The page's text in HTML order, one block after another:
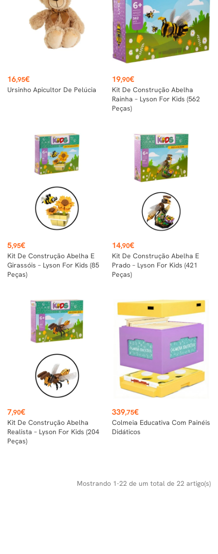
Preço
16,95€
Ursinho Apicultor De Pelúcia
Preço
19,90€
Kit De Construção Abelha
Rainha – Lyson For Kids (562
Peças)
Preço
5,95€
Kit De Construção Abelha E
Girassóis – Lyson For Kids (85
Peças)
Preço
14,90€
Kit De Construção Abelha E
Prado – Lyson For Kids (421
Peças)
Preço
7,90€
Kit De Construção Abelha
Realista – Lyson For Kids (204
Peças)
Preço
339,75€
Colmeia Educativa Com Painéis
Didáticos
Mostrando 1-22 de um total de 22 artigo(s)